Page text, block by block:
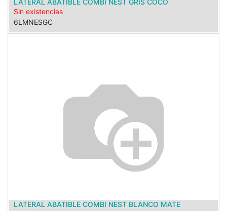
LATERAL ABATIBLE COMBI NEST GRIS COCO
Sin existencias
6LMNESGC
LATERAL ABATIBLE COMBI NEST BLANCO MATE